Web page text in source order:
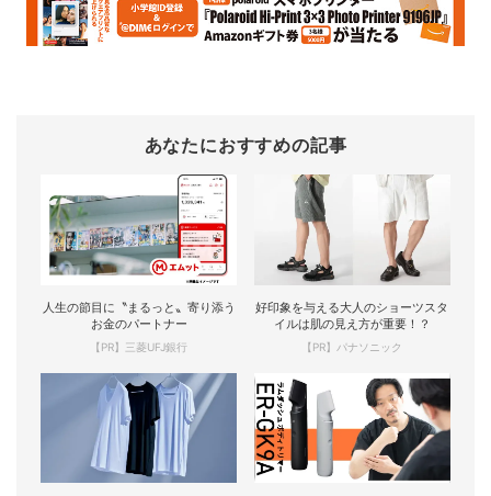
あなたにおすすめの記事
人生の節目に〝まるっと〟寄り添う
お金のパートナー
【PR】三菱UFJ銀行
好印象を与える大人のショーツスタ
イルは肌の見え方が重要！？
【PR】パナソニック